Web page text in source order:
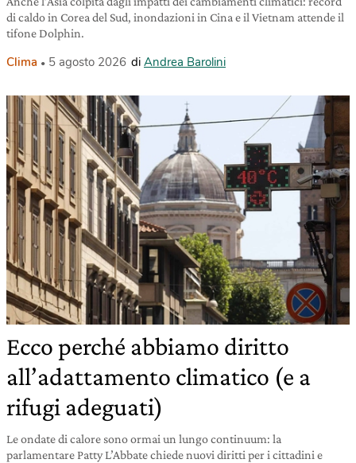
di caldo in Corea del Sud, inondazioni in Cina e il Vietnam attende il
tifone Dolphin.
Clima 5 agosto 2026 di Andrea Barolini
Ecco perché abbiamo diritto
all’adattamento climatico (e a
rifugi adeguati)
Le ondate di calore sono ormai un lungo continuum: la
parlamentare Patty L’Abbate chiede nuovi diritti per i cittadini e